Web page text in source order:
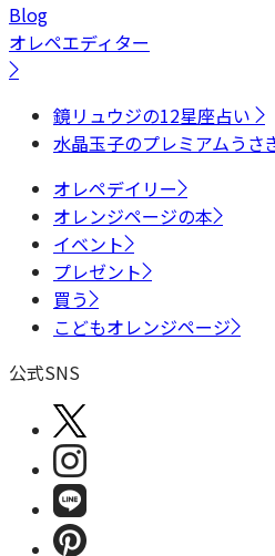
Blog
オレペエディター
鏡リュウジの12星座占い
水晶玉子のプレミアムうさ
オレペデイリー
オレンジページの本
イベント
プレゼント
買う
こどもオレンジページ
公式SNS